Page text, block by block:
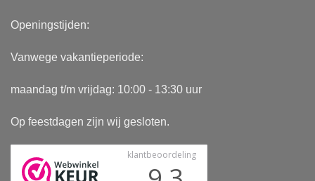
Openingstijden:
Vanwege vakantieperiode:
maandag t/m vrijdag: 10:00 - 13:30 uur
Op feestdagen zijn wij gesloten.